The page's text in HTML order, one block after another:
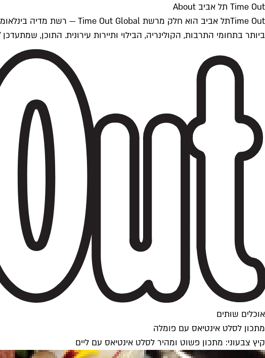
Time Out תל אביב About
ביותר בתחומי התרבות, הקולינריה, הבילוי ותיירות עירונית. התוכן, שמתעדכן 24/7, נכתב ונערך על ידי צוות עיתונאים מקצועי מקומי בישראל, בהתאם לסטנדרטים של Time Out העולמית.
אוכלים שותים
מתכון לסלט אינטיאס עם פומלה
קיץ צבעוני: מתכון פשוט ומהיר לסלט אינטיאס עם ליים